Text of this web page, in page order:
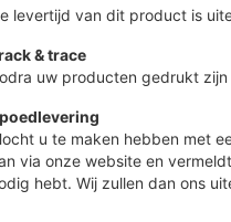
levertijd van dit product is
& trace
uw producten gedrukt
u te maken hebben met
via onze website en
hebt. Wij zullen dan ons